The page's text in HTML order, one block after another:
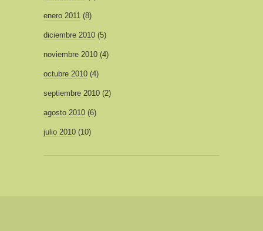
enero 2011 (8)
diciembre 2010 (5)
noviembre 2010 (4)
octubre 2010 (4)
septiembre 2010 (2)
agosto 2010 (6)
julio 2010 (10)